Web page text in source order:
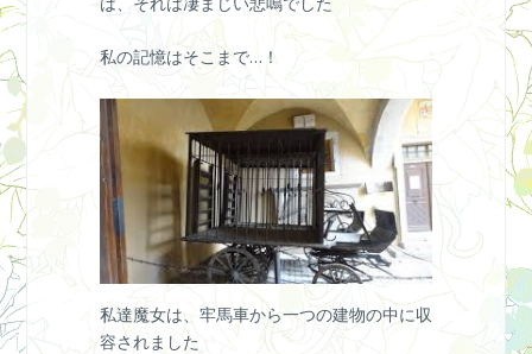
私の記憶はそこまで…！
私達魔女は、牢馬車から一つの建物の中に収
容されました